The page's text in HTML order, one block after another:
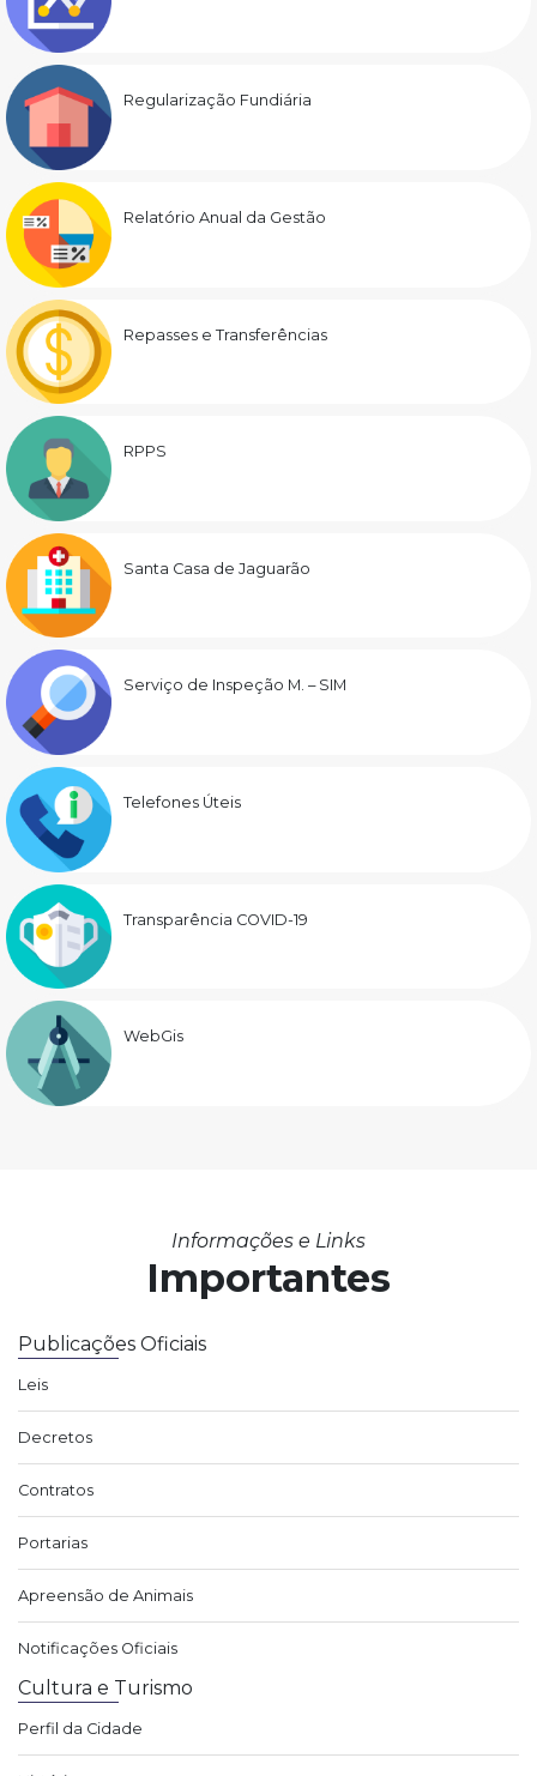
Regularização Fundiária
Relatório Anual da Gestão
Repasses e Transferências
RPPS
Santa Casa de Jaguarão
Serviço de Inspeção M. – SIM
Telefones Úteis
Transparência COVID-19
WebGis
Informações e Links
Importantes
Publicações Oficiais
Leis
Decretos
Contratos
Portarias
Apreensão de Animais
Notificações Oficiais
Cultura e Turismo
Perfil da Cidade